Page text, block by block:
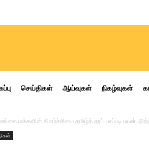
செய்திகள் ஆய்வுகள் நிகழ்வுகள்
மக்களின் கிளர்ச்சியை தமிழ்த் தரப்பு எப்படி